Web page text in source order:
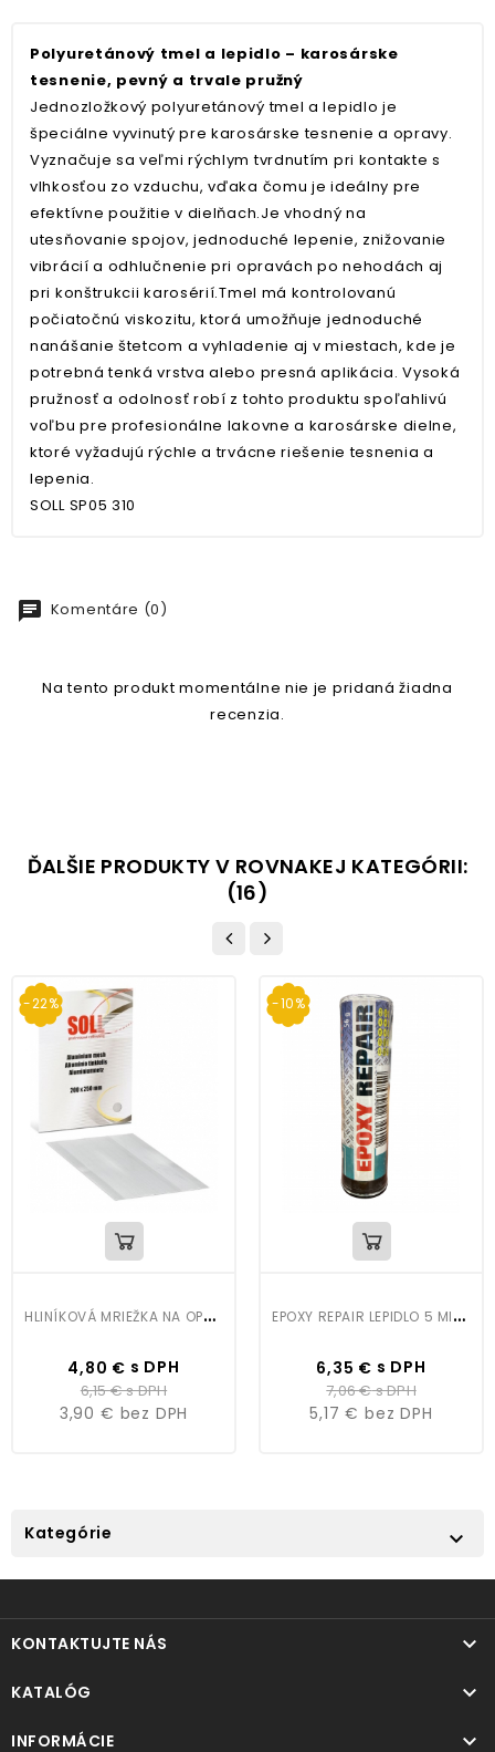
Polyuretánový tmel a lepidlo – karosárske
tesnenie, pevný a trvale pružný
Jednozložkový polyuretánový tmel a lepidlo je
špeciálne vyvinutý pre karosárske tesnenie a opravy.
Vyznačuje sa veľmi rýchlym tvrdnutím pri kontakte s
vlhkosťou zo vzduchu, vďaka čomu je ideálny pre
efektívne použitie v dielňach.Je vhodný na
utesňovanie spojov, jednoduché lepenie, znižovanie
vibrácií a odhlučnenie pri opravách po nehodách aj
pri konštrukcii karosérií.Tmel má kontrolovanú
počiatočnú viskozitu, ktorá umožňuje jednoduché
nanášanie štetcom a vyhladenie aj v miestach, kde je
potrebná tenká vrstva alebo presná aplikácia. Vysoká
pružnosť a odolnosť robí z tohto produktu spoľahlivú
voľbu pre profesionálne lakovne a karosárske dielne,
ktoré vyžadujú rýchle a trvácne riešenie tesnenia a
lepenia.
SOLL SP05 310
chat Komentáre (0)
Na tento produkt momentálne nie je pridaná žiadna
recenzia.
ĎALŠIE PRODUKTY V ROVNAKEJ KATEGÓRII:
(16)
-22%
H
LINÍKOVÁ MRIEŽKA NA OPRAVY
Cena
4,80 € s DPH
6,15 €s DPH
3,90 € bez DPH
-10%
E
POXY REPAIR LEPIDLO 5 MIN. 56G
Cena
6,35 € s DPH
7,06 €s DPH
5,17 € bez DPH
Kategórie 
KONTAKTUJTE NÁS 
KATALÓG 
INFORMÁCIE 